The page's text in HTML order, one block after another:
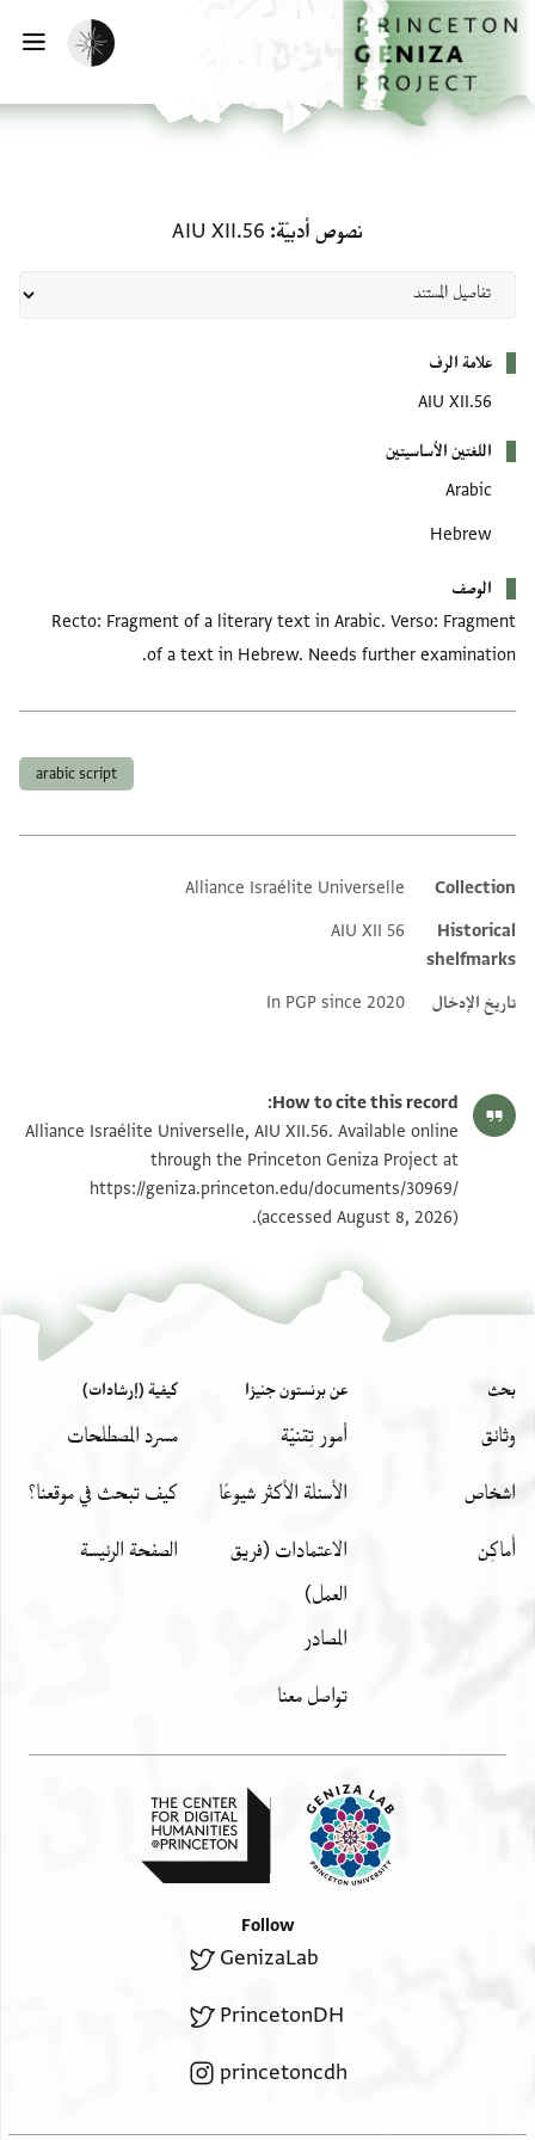
تخطي إلى المحتوى الرئيسي
الصفحة الرئيسية
تفعيل الوضع المظلم
نصوص أدبيّة AIU XII.56
علامة الرف
AIU XII.56
اللغتين الأساسيتين
Arabic
Hebrew
الوصف
Recto: Fragment of a literary text in Arabic. Verso: Fragment
of a text in Hebrew. Needs further examination.
arabic script
Additional metadata
Collection
Alliance Israélite Universelle
Historical
shelfmarks
AIU XII 56
تاريخ الإدخال In PGP since 2020
How to cite this record:
Alliance Israélite Universelle, AIU XII.56. Available online
through the Princeton Geniza Project at
https://geniza.princeton.edu/documents/30969/
(accessed August 8, 2026).
بحث
وثائق
اشخاص
أَماكِن
عن برنستون جنيزا
أمور تِقنيّة
الأسئلة الأكثر شيوعًا
الاعتمادات (فريق
العمل)
المصادر
تواصل معنا
كيفية (إرشادات)
مسرد المصطلحات
كيف تبحث في موقعنا؟
الصفحة الرئيسة
Follow
GenizaLab
PrincetonDH
princetoncdh